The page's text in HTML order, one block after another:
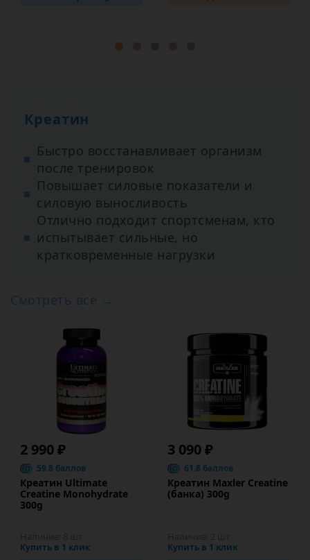
Креатин
Быстро восстанавливает организм
после тренировок
Повышает силовые показатели и
силовую выносливость
Отлично подходит спортсменам, кто
испытывает сильные, но
кратковременные нагрузки
Смотреть все →
2 990 ₽
59.8 баллов
Креатин Ultimate
Creatine Monohydrate
300g
Купить в 1 клик
3 090 ₽
61.8 баллов
Креатин Maxler Creatine
(банка) 300g
Купить в 1 клик